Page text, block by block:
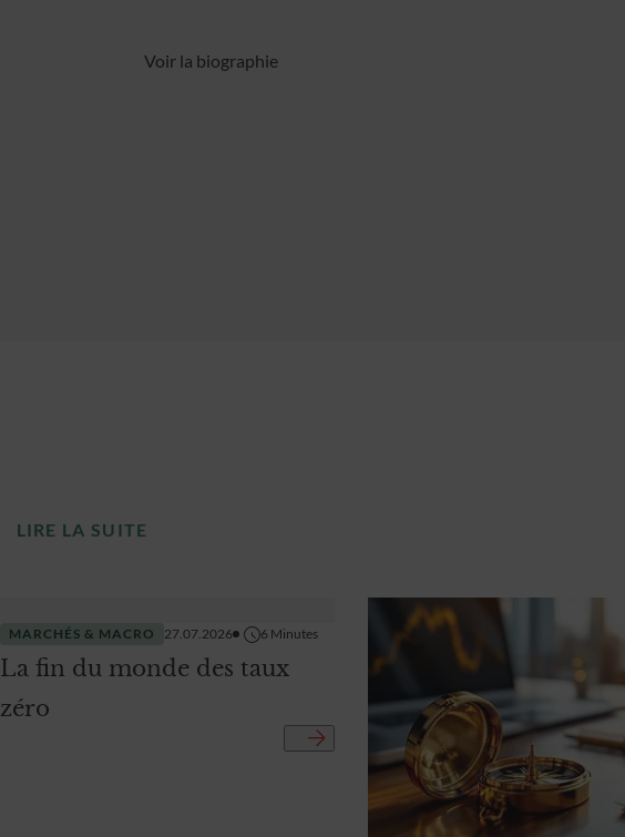
Voir la biographie
LIRE LA SUITE
MARCHÉS & MACRO 27.07.2026 6 Minutes
La fin du monde des taux
zéro